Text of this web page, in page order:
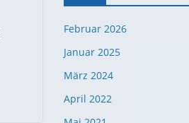
Februar 2026
Januar 2025
März 2024
April 2022